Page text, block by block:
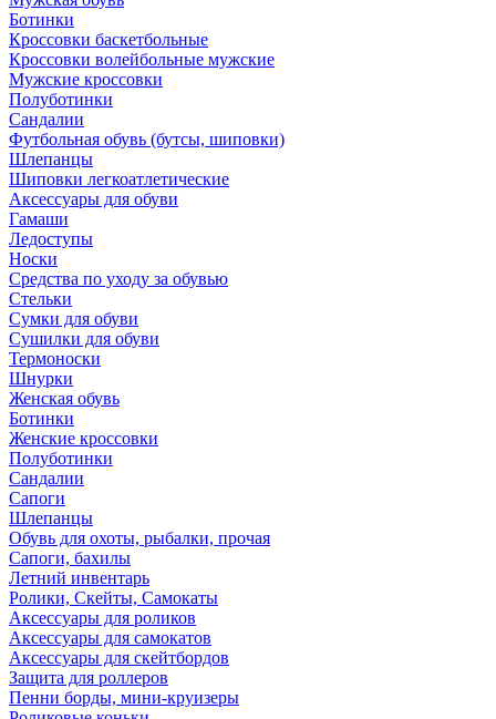
Ботинки
Кроссовки баскетбольные
Кроссовки волейбольные мужские
Мужские кроссовки
Полуботинки
Сандалии
Футбольная обувь (бутсы, шиповки)
Шлепанцы
Шиповки легкоатлетические
Аксессуары для обуви
Гамаши
Ледоступы
Носки
Средства по уходу за обувью
Стельки
Сумки для обуви
Сушилки для обуви
Термоноски
Шнурки
Женская обувь
Ботинки
Женские кроссовки
Полуботинки
Сандалии
Сапоги
Шлепанцы
Обувь для охоты, рыбалки, прочая
Сапоги, бахилы
Летний инвентарь
Ролики, Скейты, Самокаты
Аксессуары для роликов
Аксессуары для самокатов
Аксессуары для скейтбордов
Защита для роллеров
Пенни борды, мини-круизеры